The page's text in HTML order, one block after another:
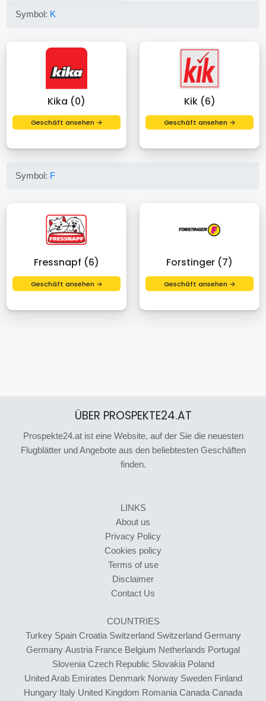
Symbol: K
Kika (0)
Geschäft ansehen →
Kik (6)
Geschäft ansehen →
Symbol: F
Fressnapf (6)
Geschäft ansehen →
Forstinger (7)
Geschäft ansehen →
ÜBER PROSPEKTE24.AT
Prospekte24.at ist eine Website, auf der Sie die neuesten
Flugblätter und Angebote aus den beliebtesten Geschäften
finden.
LINKS
About us
Privacy Policy
Cookies policy
Terms of use
Disclaimer
Contact Us
COUNTRIES
Turkey Spain Croatia Switzerland Switzerland Germany
Germany Austria France Belgium Netherlands Portugal
Slovenia Czech Republic Slovakia Poland
United Arab Emirates Denmark Norway Sweden Finland
Hungary Italy United Kingdom Romania Canada Canada